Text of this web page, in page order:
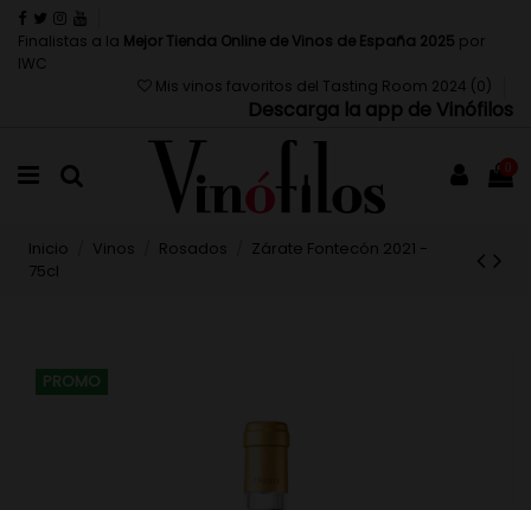
Finalistas a la Mejor Tienda Online de Vinos de España 2025 por
IWC
Mis vinos favoritos del Tasting Room 2024 (0 )
Descarga la app de Vinófilos
0
Inicio Vinos Rosados
Zárate Fontecón 2021 -
75cl
PROMO